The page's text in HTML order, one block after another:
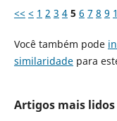
<< < 1 2 3 4 5 6 7 8 9
Você também pode
similaridadepara
Artigos mais